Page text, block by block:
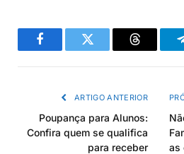
FacebookTwitter Threads
ARTIGO ANTERIOR
Poupança para Alunos:
Confira quem se qualifica
para receber
as